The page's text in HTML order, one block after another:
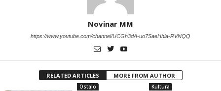
Novinar MM
https://www.youtube.com/channel/UCGh3dA-uo7SaeHhla-RVNQQ
RELATED ARTICLES MORE FROM AUTHOR
Ostalo Kultura